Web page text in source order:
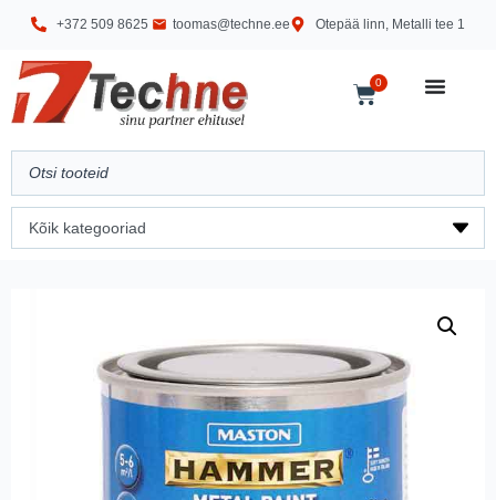
+372 509 8625 toomas@techne.ee Otepää linn, Metalli tee 1
0